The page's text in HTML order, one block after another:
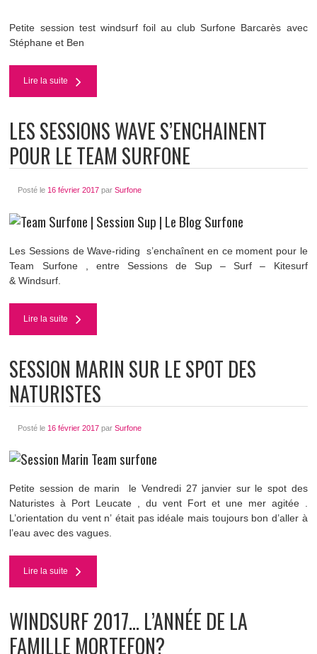
Petite session test windsurf foil au club Surfone Barcarès avec
Stéphane et Ben
Lire la suite
LES SESSIONS WAVE S’ENCHAINENT
POUR LE TEAM SURFONE
Posté le 16 février 2017par Surfone
Les Sessions de Wave-riding s’enchaînent en ce moment pour le
Team Surfone , entre Sessions de Sup – Surf – Kitesurf
& Windsurf.
Lire la suite
SESSION MARIN SUR LE SPOT DES
NATURISTES
Posté le 16 février 2017par Surfone
Petite session de marin le Vendredi 27 janvier sur le spot des
Naturistes à Port Leucate , du vent Fort et une mer agitée .
L’orientation du vent n’ était pas idéale mais toujours bon d’aller à
l’eau avec des vagues.
Lire la suite
WINDSURF 2017… L’ANNÉE DE LA
FAMILLE MORTEFON?